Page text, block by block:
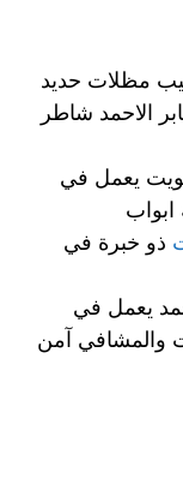
مظلات حديد
الاحمد شاطر
يعمل في
ذو خبرة في
يعمل في
والمشافي آمن